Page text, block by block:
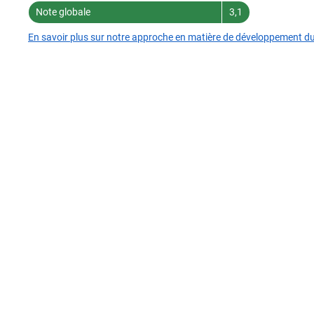
Note globale 3,1
En savoir plus sur notre approche en matière de développement